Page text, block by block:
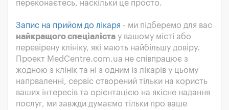
переконаєтесь, наскільки це просто.
Запис на прийом до лікаря - ми підберемо для вас
найкращого спеціаліста у вашому місті або
перевірену клініку, які мають найбільшу довіру.
Проект MedCentre.com.ua не співпрацює з
жодною з клінік та ні з одним із лікарів у цьому
напрваленні, сервіс створений тільки на користь
ваших інтересів та орієнтацією на якісне надання
послуг, ми завжди думаємо тільки про ваше